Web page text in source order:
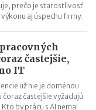
prečo je starostlivosť
aj úspechu firmy.
častejšie,
IT
už nie je doménou
čoraz častejšie vyžadujú
by prácu s AI nemal